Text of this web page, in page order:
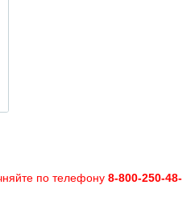
по телефону 8-800-250-48-